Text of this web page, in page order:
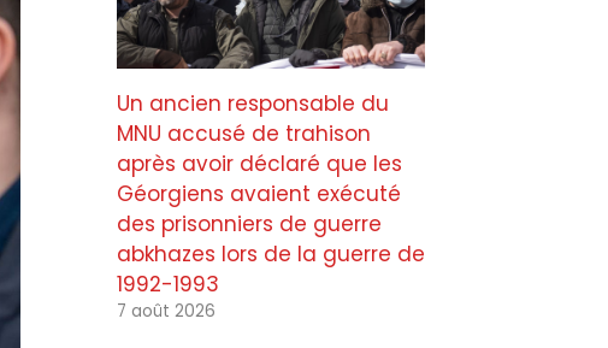
Un ancien responsable du
MNU accusé de trahison
après avoir déclaré que les
Géorgiens avaient exécuté
des prisonniers de guerre
abkhazes lors de la guerre de
1992-1993
7 août 2026